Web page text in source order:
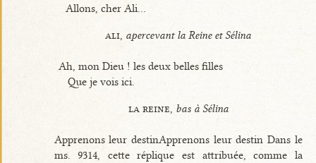
Allons, cher Ali...
ali, apercevant la Reine et Sélina
Ah, mon Dieu ! les deux belles filles
Que je vois ici.
la reine, bas à Sélina
Apprenons leur destinApprenons leur destin Dans le
ms. 9314, cette réplique est attribuée, comme la